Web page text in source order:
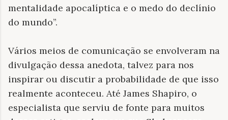
mentalidade apocalíptica e o medo do declínio
do mundo”.
Vários meios de comunicação se envolveram na
divulgação dessa anedota, talvez para nos
inspirar ou discutir a probabilidade de que isso
realmente aconteceu. Até James Shapiro, o
especialista que serviu de fonte para muitos